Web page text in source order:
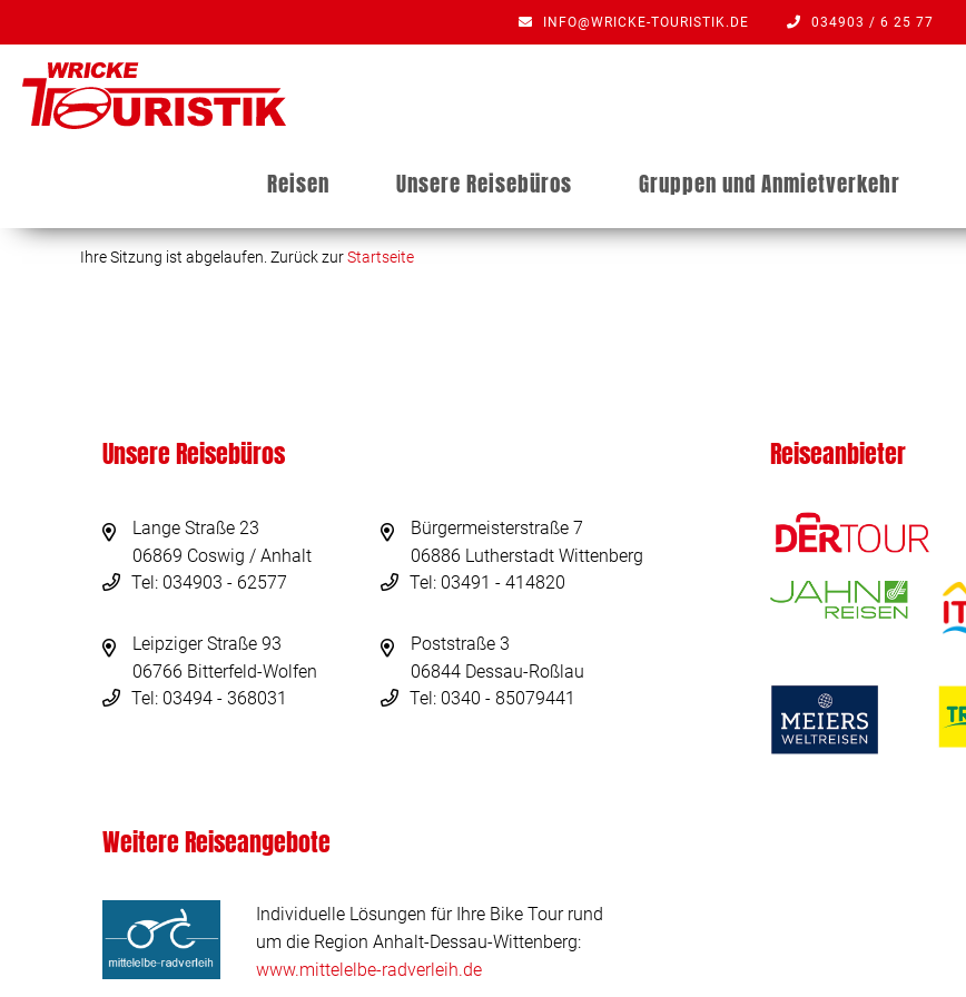
INFO@WRICKE-TOURISTIK.DE 034903 / 6 25 77
Reisen Unsere Reisebüros Gruppen und Anmietverkehr
Ihre Sitzung ist abgelaufen. Zurück zurStartseite
Unsere Reisebüros
Lange Straße 23
06869 Coswig / Anhalt
Tel: 034903 - 62577
Bürgermeisterstraße 7
06886 Lutherstadt Wittenberg
Tel: 03491 - 414820
Leipziger Straße 93
06766 Bitterfeld-Wolfen
Tel: 03494 - 368031
Poststraße 3
06844 Dessau-Roßlau
Tel: 0340 - 85079441
Reiseanbieter
Weitere Reiseangebote
Individuelle Lösungen für Ihre Bike Tour rund
um die Region Anhalt-Dessau-Wittenberg:
www.mittelelbe-radverleih.de